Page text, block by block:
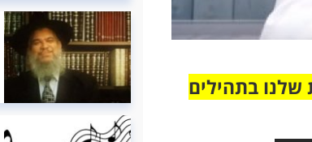
שלנו בתהילים